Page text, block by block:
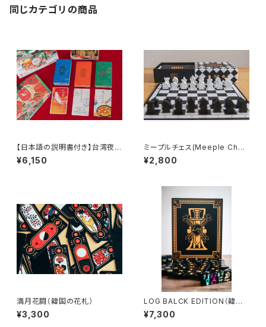
同じカテゴリの商品
【日本語の説明書付き】台湾夜市
カードゲーム「夜市人参（イエ
ス！ジンセイ）」
¥6,150
ミープルチェス(Meeple Ches
s)
¥2,800
満月花闘（韓国の花札）
¥3,300
LOG BALCK EDITION（韓国
の簡易麻雀） ※和訳ルールブ
ック付き
¥7,300